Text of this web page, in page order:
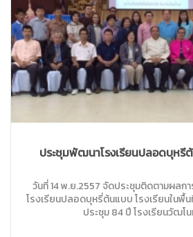
ประชุมพัฒนาโรงเรียนปลอดบุหรี่
วันที่ 14 พ.ย.2557 จัดประชุมติดตามผลก
โรงเรียนปลอดบุหรี่ต้นแบบ โรงเรียนในพื้
ประชุม 84 ปี โรงเรียนวัฒโ